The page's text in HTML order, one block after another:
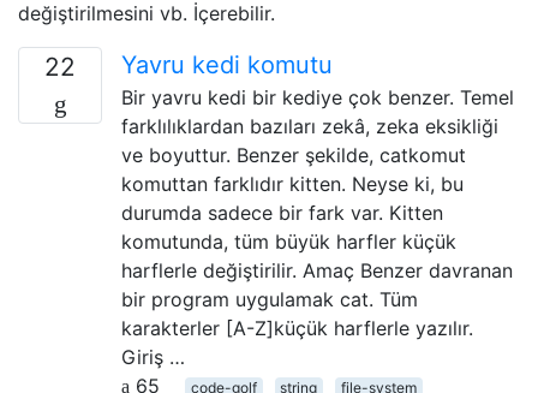
değiştirilmesini vb. İçerebilir.
22 Yavru kedi komutu
Bir yavru kedi bir kediye çok benzer. Temel
farklılıklardan bazıları zekâ, zeka eksikliği
ve boyuttur. Benzer şekilde, catkomut
komuttan farklıdır kitten. Neyse ki, bu
durumda sadece bir fark var. Kitten
komutunda, tüm büyük harfler küçük
harflerle değiştirilir. Amaç Benzer davranan
bir program uygulamak cat. Tüm
karakterler [A-Z]küçük harflerle yazılır.
Giriş …
65
code-golf string file-system